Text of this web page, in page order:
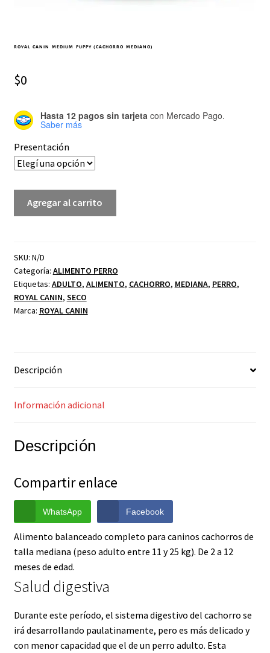
ROYAL CANIN MEDIUM PUPPY (CACHORRO MEDIANO)
$0
Hasta 12 pagos sin tarjeta con Mercado Pago.
Saber más
Presentación
Agregar al carrito
SKU: N/D
Categoría: ALIMENTO PERRO
Etiquetas: ADULTO, ALIMENTO, CACHORRO, MEDIANA, PERRO,
ROYAL CANIN, SECO
Marca: ROYAL CANIN
Descripción
Información adicional
Descripción
Compartir enlace
WhatsApp Facebook
Alimento balanceado completo para caninos cachorros de
talla mediana (peso adulto entre 11 y 25 kg). De 2 a 12
meses de edad.
Salud digestiva
Durante este período, el sistema digestivo del cachorro se
irá desarrollando paulatinamente, pero es más delicado y
con menor capacidad que el de un perro adulto. Esta